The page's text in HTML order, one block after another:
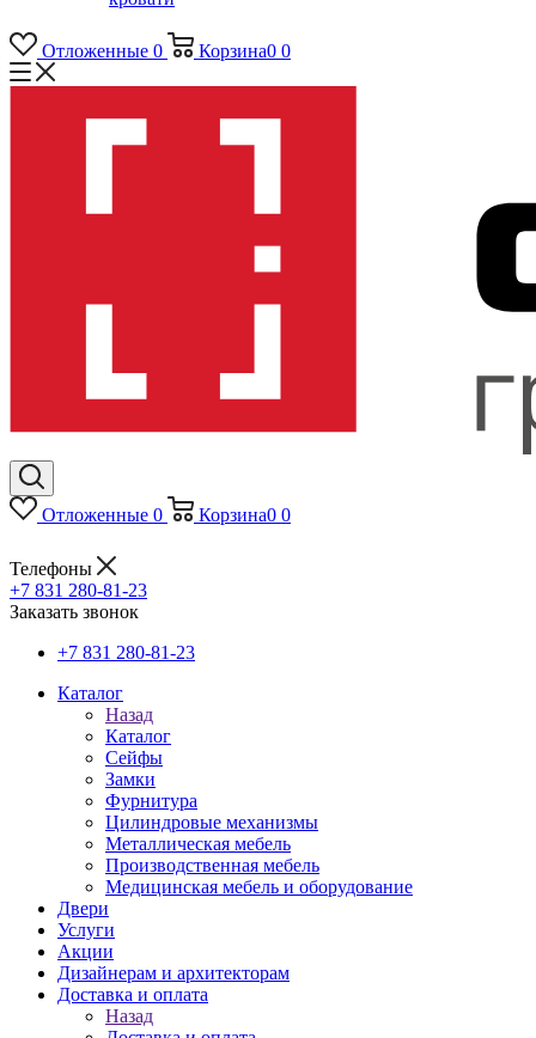
Отложенные 0 Корзина0 0
Отложенные 0 Корзина0 0
Телефоны
+7 831 280-81-23
Заказать звонок
+7 831 280-81-23
Каталог
Назад
Каталог
Сейфы
Замки
Фурнитура
Цилиндровые механизмы
Металлическая мебель
Производственная мебель
Медицинская мебель и оборудование
Двери
Услуги
Акции
Дизайнерам и архитекторам
Доставка и оплата
Назад